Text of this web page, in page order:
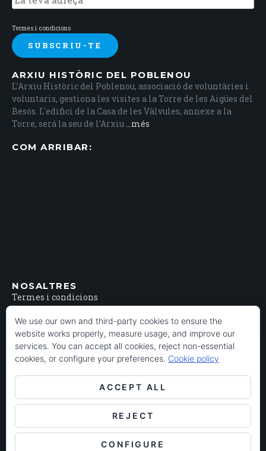
Termes i condicions
ARXIU HISTÒRIC DEL POBLENOU
L’Arxiu Històric del Poblenou, associació de voluntàries i
voluntaris, gestiona les visites a la Torre de les Aigües del
Besós. L'edifici de la Casa de les Vàlvules, annexe a la
Torre, será la seu de l’Arxiu...més
COM ARRIBAR:
NOSALTRES
Termes i condicions
Arxiu Històric del Poblenou
Premsa
Arxiu Històric del Poblenou © 2026
We use our own and third-party cookies to ensure the
website works properly, measure usage, and improve our
services. You can accept all cookies, reject non-essential
cookies, or configure your preferences. Cookie policy
ACCEPT ALL
REJECT
CONFIGURE